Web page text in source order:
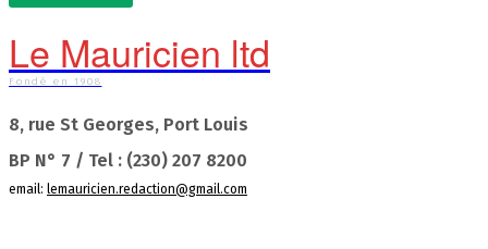
Le Mauricien ltd
Fondé en 1908
8, rue St Georges, Port Louis
BP N° 7 / Tel : (230) 207 8200
email: lemauricien.redaction@gmail.com